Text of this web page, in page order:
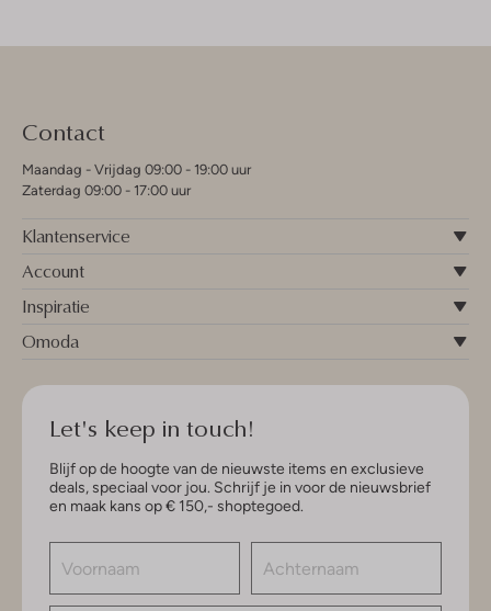
Contact
Maandag - Vrijdag 09:00 - 19:00 uur
Zaterdag 09:00 - 17:00 uur
Klantenservice
Account
Inspiratie
Omoda
Let's keep in touch!
Blijf op de hoogte van de nieuwste items en exclusieve
deals, speciaal voor jou. Schrijf je in voor de nieuwsbrief
en maak kans op € 150,- shoptegoed.